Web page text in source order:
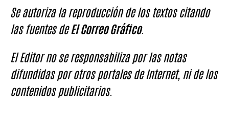
Se autoriza la reproducción de los textos citando
las fuentes deEl Correo Gráfico.
El Editor no se responsabiliza por las notas
difundidas por otros portales de Internet, ni de los
contenidos publicitarios.